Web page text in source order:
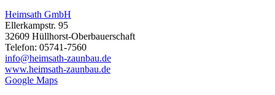
Heimsath GmbH
Ellerkampstr. 95
32609 Hüllhorst-Oberbauerschaft
Telefon: 05741-7560
info@heimsath-zaunbau.de
www.heimsath-zaunbau.de
Google Maps